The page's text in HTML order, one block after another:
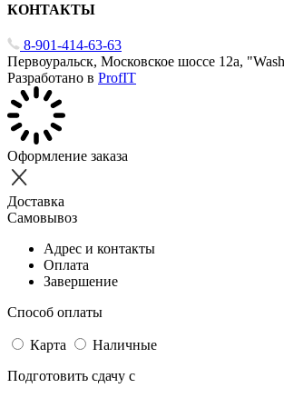
КОНТАКТЫ
8-901-414-63-63
Первоуральск, Московское шоссе 12а,
Разработано в ProfIT
Оформление заказа
Доставка
Самовывоз
Адрес и контакты
Оплата
Завершение
Способ оплаты
Карта
Наличные
Подготовить сдачу с